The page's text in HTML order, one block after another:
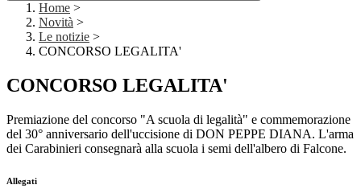
Home >
Novità >
Le notizie >
CONCORSO LEGALITA'
CONCORSO LEGALITA'
Premiazione del concorso "A scuola di legalità" e commemorazione
del 30° anniversario dell'uccisione di DON PEPPE DIANA. L'arma
dei Carabinieri consegnarà alla scuola i semi dell'albero di Falcone.
Allegati